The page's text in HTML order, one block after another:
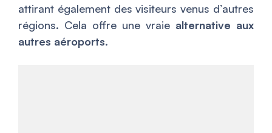
attirant également des visiteurs venus d’autres
régions. Cela offre une vraie alternative aux
autres aéroports.